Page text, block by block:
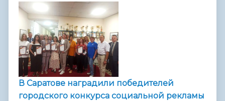
В Саратове наградили победителей
городского конкурса социальной рекламы